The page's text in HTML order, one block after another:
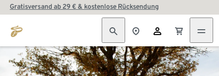
Gratisversand ab 29 € & kostenlose Rücksendung